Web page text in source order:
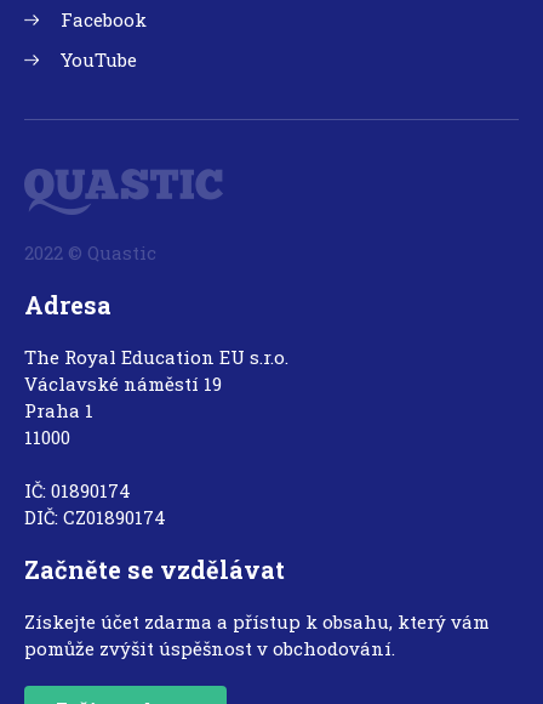
Facebook
YouTube
2022 © Quastic
Adresa
The Royal Education EU s.r.o.
Václavské náměstí 19
Praha 1
11000
IČ: 01890174
DIČ: CZ01890174
Začněte se vzdělávat
Získejte účet zdarma a přístup k obsahu, který vám
pomůže zvýšit úspěšnost v obchodování.